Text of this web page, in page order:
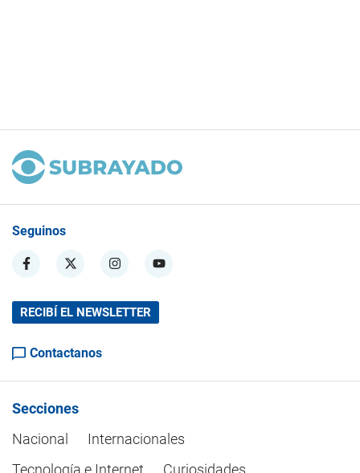
Seguinos
RECIBÍ EL NEWSLETTER
Contactanos
Secciones
Nacional
Internacionales
Tecnología e Internet
Curiosidades